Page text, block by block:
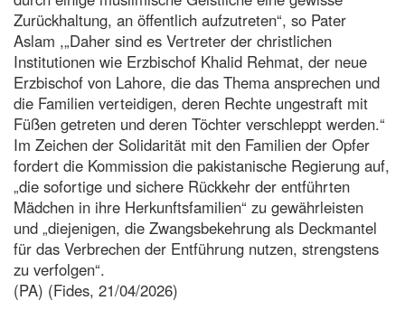
Zurückhaltung, an öffentlich aufzutreten“, so Pater
Aslam ,„Daher sind es Vertreter der christlichen
Institutionen wie Erzbischof Khalid Rehmat, der neue
Erzbischof von Lahore, die das Thema ansprechen und
die Familien verteidigen, deren Rechte ungestraft mit
Füßen getreten und deren Töchter verschleppt werden.“
Im Zeichen der Solidarität mit den Familien der Opfer
fordert die Kommission die pakistanische Regierung auf,
„die sofortige und sichere Rückkehr der entführten
Mädchen in ihre Herkunftsfamilien“ zu gewährleisten
und „diejenigen, die Zwangsbekehrung als Deckmantel
für das Verbrechen der Entführung nutzen, strengstens
zu verfolgen“.
(PA) (Fides, 21/04/2026)